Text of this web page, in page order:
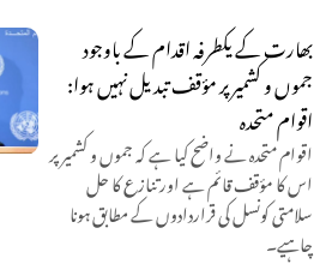
بھارت کے یکطرفہ اقدام کے باوجود
جموں و کشمیر پر مؤقف تبدیل نہیں ہوا:
اقوام متحدہ
اقوام متحدہ نے واضح کیا ہے کہ جموں و کشمیر پر
اس کا مؤقف قائم ہے اور تنازع کا حل
سلامتی کونسل کی قراردادوں کے مطابق ہونا
چاہیے۔